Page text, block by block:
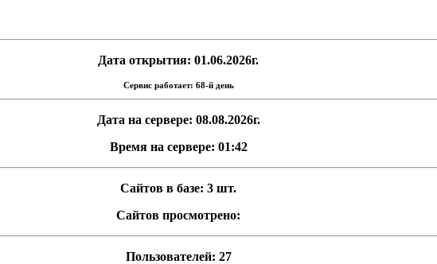
Дата открытия: 01.06.2026г.
Сервис работает: 68-й день
Дата на сервере: 08.08.2026г.
Время на сервере: 01:42
Сайтов в базе: 3 шт.
Сайтов просмотрено:
Пользователей: 27